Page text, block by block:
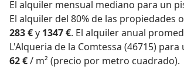
El alquiler mensual mediano para un
El alquiler del 80% de las propiedades
283 €y 1347 €. El alquiler anual
L'Alqueria de la Comtessa (46715) para
62 €/ m² (precio por metro cuadrado).